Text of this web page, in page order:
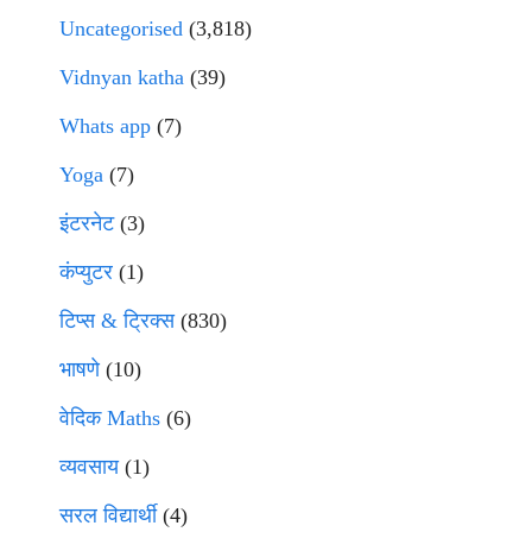
Uncategorised (3,818)
Vidnyan katha (39)
Whats app (7)
Yoga (7)
इंटरनेट(3)
कंप्युटर (1)
टिप्स & ट्रिक्स(830)
भाषणे(10)
वेदिक Maths (6)
व्यवसाय(1)
सरल विद्यार्थी(4)